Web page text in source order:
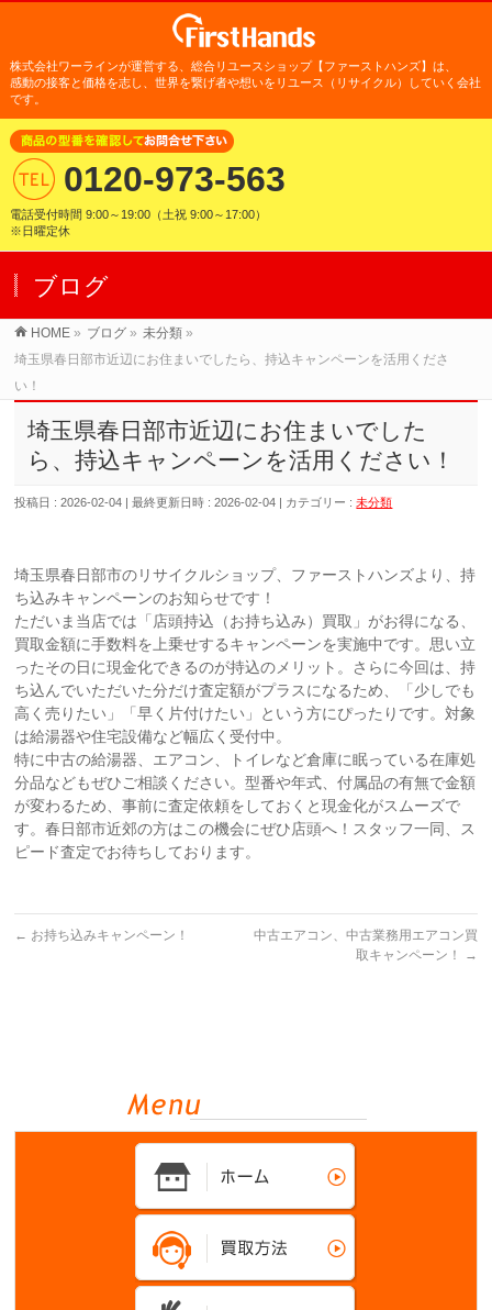
株式会社ワーラインが運営する、総合リユースショップ【ファーストハンズ】は、
感動の接客と価格を志し、世界を繋げ者や想いをリユース（リサイクル）
していく会社
です。
0120-973-563
電話受付時間 9:00～19:00（土祝 9:00～17:00）
※日曜定休
ブログ
HOME » ブログ » 未分類 »
埼玉県春日部市近辺にお住まいでしたら、持込キャンペーンを活用くださ
い！
埼玉県春日部市近辺にお住まいでした
ら、持込キャンペーンを活用ください！
投稿日 : 2026-02-04 最終更新日時 : 2026-02-04 カテゴリー :未分類
埼玉県春日部市のリサイクルショップ、ファーストハンズより、持
ち込みキャンペーンのお知らせです！
ただいま当店では「店頭持込（お持ち込み）買取」がお得になる、
買取金額に手数料を上乗せするキャンペーンを実施中です。思い立
ったその日に現金化できるのが持込のメリット。さらに今回は、持
ち込んでいただいた分だけ査定額がプラスになるため、「少しでも
高く売りたい」「早く片付けたい」という方にぴったりです。対象
は給湯器や住宅設備など幅広く受付中。
特に中古の給湯器、エアコン、トイレなど倉庫に眠っている在庫処
分品などもぜひご相談ください。型番や年式、付属品の有無で金額
が変わるため、事前に査定依頼をしておくと現金化がスムーズで
す。春日部市近郊の方はこの機会にぜひ店頭へ！スタッフ一同、ス
ピード査定でお待ちしております。
← お持ち込みキャンペーン！
中古エアコン、中古業務用エアコン買
取キャンペーン！
→